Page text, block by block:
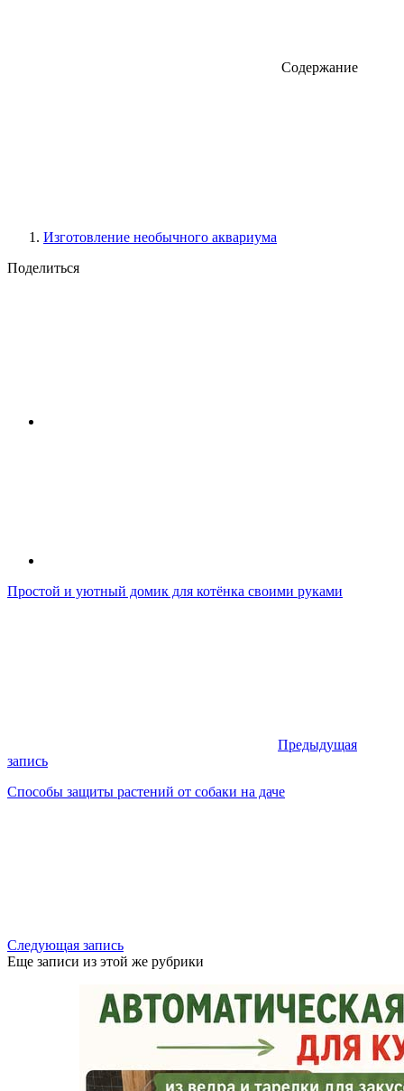
Содержание
Изготовление необычного аквариума
Поделиться
Простой и уютный домик для котёнка своими руками
Предыдущая
запись
Способы защиты растений от собаки на даче
Следующая запись
Еще записи из этой же рубрики